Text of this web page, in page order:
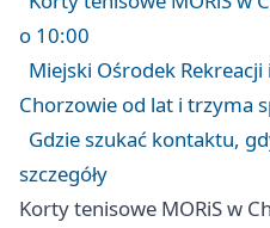
o 10:00
Miejski Ośrodek Rekreacji
Chorzowie od lat i trzyma
Gdzie szukać kontaktu,
szczegóły
Korty tenisowe MORiS w